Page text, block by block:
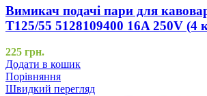
Вимикач подачі пари для
T125/55 5128109400 16A 250V (4
225 грн.
Додати в кошик
Порівняння
Швидкий перегляд